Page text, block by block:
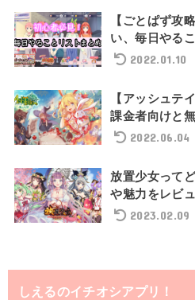
【ごとぱず攻
い、毎日やる
2022.01.10
【アッシュテ
課金者向けと
2022.06.04
放置少女って
や魅力をレビュ
2023.02.09
しえるのイチオシアプリ！